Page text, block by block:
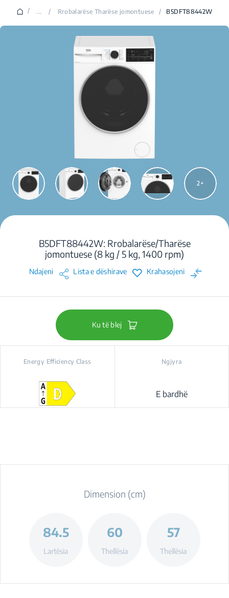
/ ... / Rrobalarëse Tharëse jomontuese / B5DFT88442W
2
B5DFT88442W: Rrobalarëse/Tharëse
jomontuese (8 kg / 5 kg, 1400 rpm)
Ndajeni Lista e dëshirave Krahasojeni
Ku të blej
Energy Efficiency Class Ngjyra
E bardhë
Dimension (cm)
84.5
Lartësia
60
Thellësia
57
Thellësia